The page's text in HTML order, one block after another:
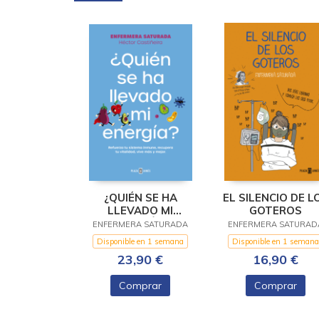
¿QUIÉN SE HA
LLEVADO MI
ENERGÍA?
ENFERMERA SATURADA
Disponible en 1 semana
23,90 €
Comprar
EL SILENCIO DE
GOTEROS
ENFERMERA
Disponible en 1 semana
16,90 €
Comprar